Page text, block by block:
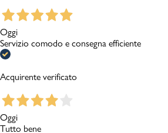
Oggi
Servizio comodo e consegna efficiente
Acquirente verificato
Oggi
Tutto bene